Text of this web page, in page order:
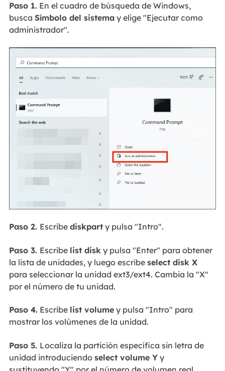
Paso 1.En el cuadro de búsqueda de Windows,
busca Símbolo del sistemay elige "Ejecutar como
administrador".
Paso 2. Escribe diskparty pulsa "Intro".
Paso 3. Escribe list disky pulsa "Enter" para obtener
la lista de unidades, y luego escribe select disk X
para seleccionar la unidad ext3/ext4. Cambia la "X"
por el número de tu unidad.
Paso 4.Escribe list volumey pulsa "Intro" para
mostrar los volúmenes de la unidad.
Paso 5. Localiza la partición específica sin letra de
unidad introduciendo select volume Yy